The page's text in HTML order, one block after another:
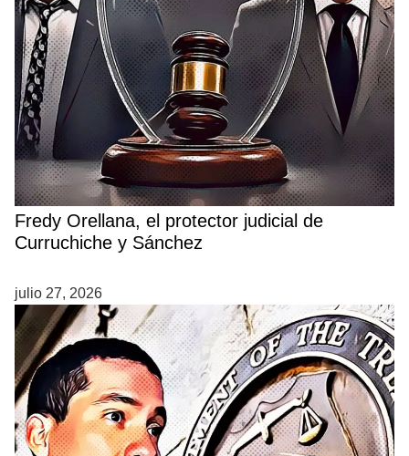
Fredy Orellana, el protector judicial de
Curruchiche y Sánchez
julio 27, 2026